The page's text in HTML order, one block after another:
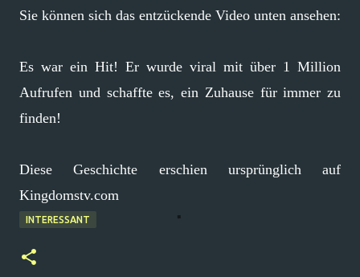
Sie können sich das entzückende Video unten ansehen:
Es war ein Hit! Er wurde viral mit über 1 Million
Aufrufen und schaffte es, ein Zuhause für immer zu
finden!
Diese Geschichte erschien ursprünglich auf
Kingdomstv.com
INTERESSANT